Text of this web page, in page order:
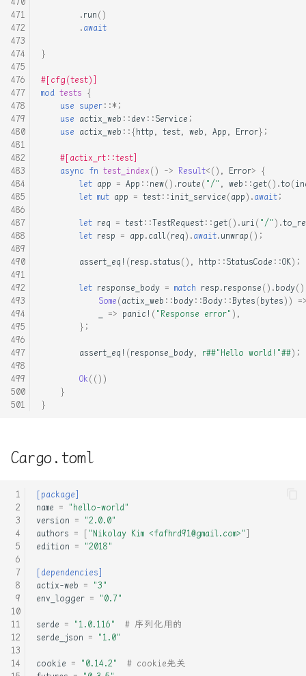
.run()
.await
}
#[cfg(test)]
mod tests {
use super::* ;
use actix_web ::dev ::Service ;
use actix_web ::{http, test, web, App, Error};
#[actix_rt::test]
async fn test_index() -> Result<(), Error> {
let app = App ::new().route( "/" , web ::get().to(
let mut app = test::init_service(app).await;
let req = test::TestRequest::get().uri ( "/" ).
let resp = app.call(req).await.unwrap();
assert_eq! (resp.status(), http ::StatusCode ::OK);
let response_body = match resp.response().body
Some(actix_web ::body::Body::Bytes(bytes))
=> panic! ( "Response error" ),
};
assert_eq! (response_body, r##"Hello world!"##);
Ok(())
}
}
Cargo.toml
[package]
name =
"hello-world"
version =
"2.0.0"
authors = [ "Nikolay Kim <fafhrd91@gmail.com>"]
edition = "2018"
[dependencies]
actix-web =
"3"
env_logger = "0.7"
serde = "1.0.116"
# 序列化用的
serde_json = "1.0"
cookie = "0.14.2"
# cookie先关